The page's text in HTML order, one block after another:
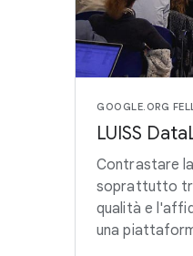
GOOGLE.ORG
LUISS
Contrastare
soprattutto
qualità e
una